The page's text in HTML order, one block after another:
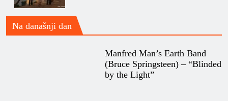
Na današnji dan
Manfred Man’s Earth Band
(Bruce Springsteen) – “Blinded
by the Light”